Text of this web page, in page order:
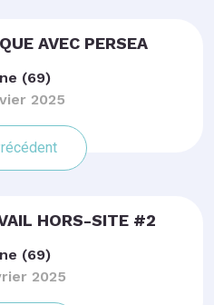
AVEC PERSEA
(69)
2025
HORS-SITE #2
(69)
2025